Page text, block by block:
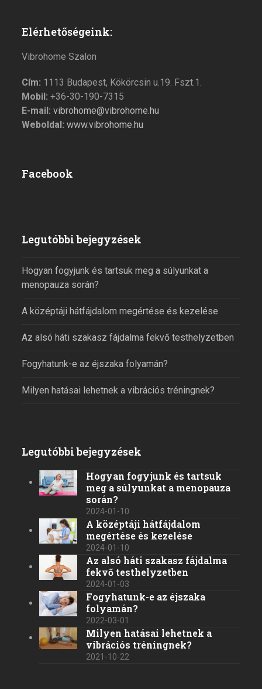
Elérhetőségeink:
Vibrohome Szalon
Cím: 1113 Budapest, Kökörcsin u.19. Fszt.1.
Mobil: +36-30-190-7315
E-mail: vibrohome@vibrohome.hu
Weboldal: www.vibrohome.hu
Facebook
Legutóbbi bejegyzések
Hogyan fogyjunk és tartsuk meg a súlyunkat a
menopauza során?
A középtáji hátfájdalom megértése és kezelése
Az alsó háti szakasz fájdalma fekvő testhelyzetben
Fogyhatunk-e az éjszaka folyamán?
Milyen hatásai lehetnek a vibrációs tréningnek?
Legutóbbi bejegyzések
Hogyan fogyjunk és tartsuk
meg a súlyunkat a menopauza
során?
2024-01-10
A középtáji hátfájdalom
megértése és kezelése
2024-01-10
Az alsó háti szakasz fájdalma
fekvő testhelyzetben
2024-01-03
Fogyhatunk-e az éjszaka
folyamán?
2022-03-01
Milyen hatásai lehetnek a
vibrációs tréningnek?
2021-10-22